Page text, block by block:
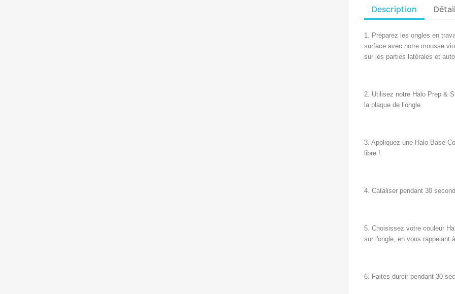
Description
1. Préparez les ongles en
surface avec notre mousse
sur les parties latérales et
2. Utilisez notre Halo Prep &
la plaque de l’ongle.
3. Appliquez une Halo Base
libre !
4. Cataliser pendant 30
5. Choisissez votre couleur
sur l'ongle, en vous rappelant
6. Faites durcir pendant 30